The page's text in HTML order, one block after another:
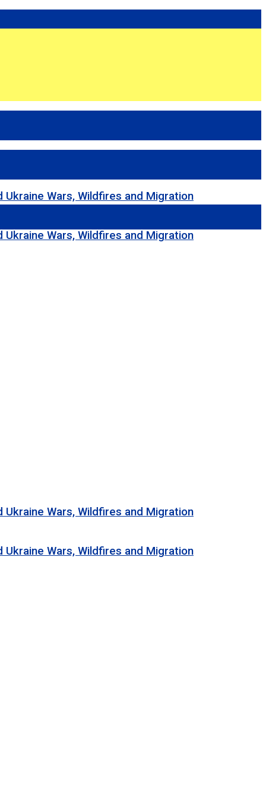
Wars, Wildfires and Migration
Wars, Wildfires and Migration
Wars, Wildfires and Migration
Wars, Wildfires and Migration